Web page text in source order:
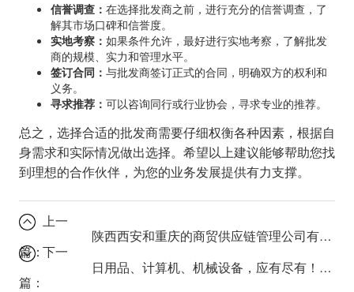
信誉调查： 在选择批发商之前，进行充分的信誉调查，了
解其市场口碑和信誉度。
实地考察： 如果条件允许，最好进行实地考察，了解批发
商的规模、实力和管理水平。
签订合同： 与批发商签订正式的合同，明确双方的权利和
义务。
寻求推荐： 可以咨询同行或行业协会，寻求专业的推荐。
总之，选择合适的批发商需要仔细权衡各种因素，根据自
身需求和实际情况做出选择。希望以上建议能够帮助您找
到理想的合作伙伴，为您的业务发展提供有力支撑。
上一
篇：
陕西西安和重庆的商贸供应链管理公司有何区别？
下一
篇：
日用品、计算机、机械设备，应有尽有！如何找到合适的批发商？